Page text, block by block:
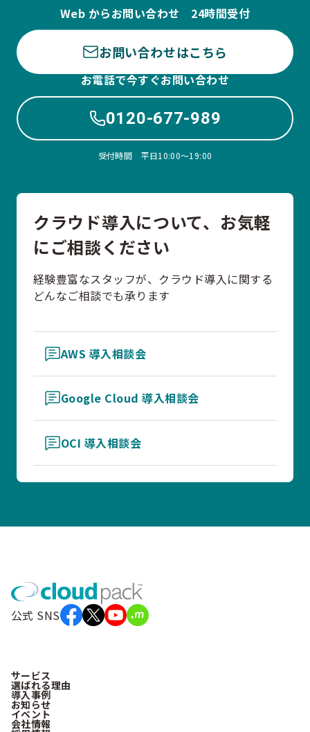
Web からお問い合わせ 24時間受付
お問い合わせはこちら
お電話で今すぐお問い合わせ
0120-677-989
受付時間 平日10:00〜19:00
クラウド導入について、お気軽
にご相談ください
経験豊富なスタッフが、クラウド導入に関する
どんなご相談でも承ります
AWS 導入相談会
Google Cloud 導入相談会
OCI 導入相談会
公式 SNS
サービス
選ばれる理由
導入事例
お知らせ
イベント
会社情報